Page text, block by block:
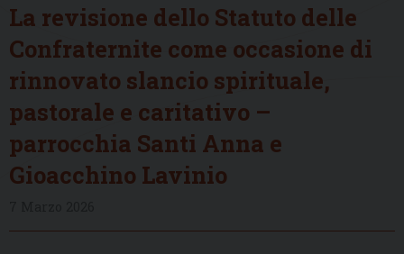
La revisione dello Statuto delle
Confraternite come occasione di
rinnovato slancio spirituale,
pastorale e caritativo –
parrocchia Santi Anna e
Gioacchino Lavinio